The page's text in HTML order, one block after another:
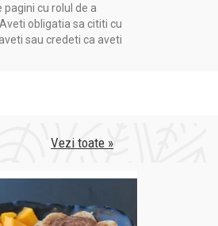
cu rolul de a
obligatia sa cititi cu
sau credeti ca aveti
Vezi toate »